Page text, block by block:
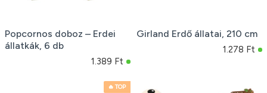
Popcornos doboz – Erdei
állatkák, 6 db
1.389 Ft
Girland Erdő állatai, 210 cm
1.278 Ft
🔥 TOP